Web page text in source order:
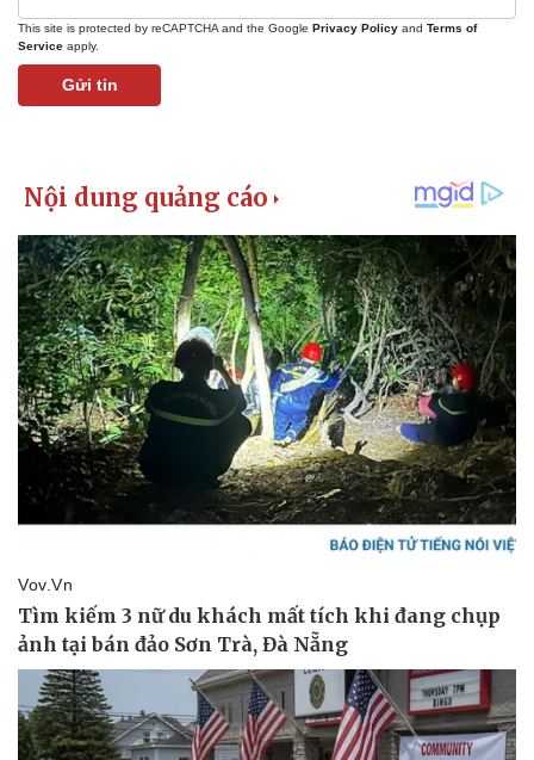
This site is protected by reCAPTCHA and the Google Privacy Policy and Terms of
Service apply.
Gửi tin